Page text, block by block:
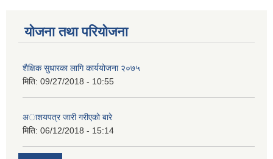
योजना तथा परियोजना
शैक्षिक सुधारका लागि कार्ययोजना २०७५
मिति: 09/27/2018 - 10:55
अाशयपत्र जारी गरीएकाे बारे
मिति: 06/12/2018 - 15:14